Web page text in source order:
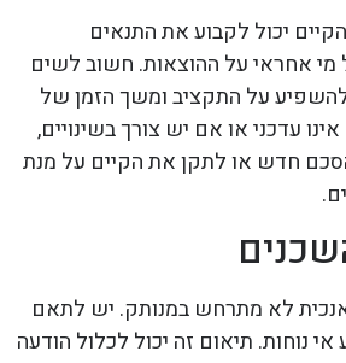
יכול לקבוע את התנאים
אחראי על ההוצאות. חשוב לשים
על התקציב ומשך הזמן של
עדכני או אם יש צורך בשינויים,
חדש או לתקן את הקיים על מנת
לא מתרחש במנותק. יש לתאם
נוחות. תיאום זה יכול לכלול הודעה